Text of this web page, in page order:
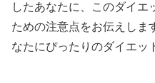
したあなたに、このダイエ
ための注意点をお伝えしま
なたにぴったりのダイエッ